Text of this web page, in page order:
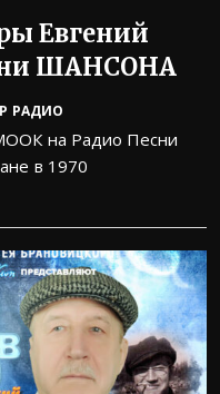
Евгений
ШАНСОНА
РАДИО
на Радио Песни
в 1970